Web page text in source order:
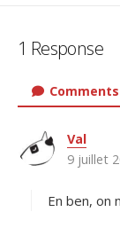
1 Response
Comments
Val
i
9 juillet
En ben, on